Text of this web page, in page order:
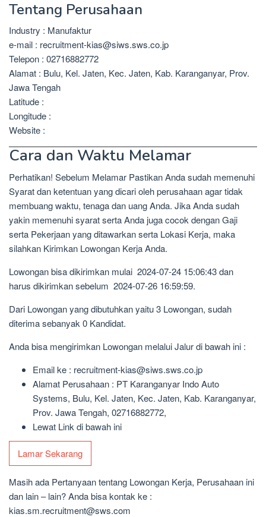
Tentang Perusahaan
Industry : Manufaktur
e-mail : recruitment-kias@siws.sws.co.jp
Telepon : 02716882772
Alamat : Bulu, Kel. Jaten, Kec. Jaten, Kab. Karanganyar, Prov.
Jawa Tengah
Latitude :
Longitude :
Website :
Cara dan Waktu Melamar
Perhatikan! Sebelum Melamar Pastikan Anda sudah memenuhi
Syarat dan ketentuan yang dicari oleh perusahaan agar tidak
membuang waktu, tenaga dan uang Anda. Jika Anda sudah
yakin memenuhi syarat serta Anda juga cocok dengan Gaji
serta Pekerjaan yang ditawarkan serta Lokasi Kerja, maka
silahkan Kirimkan Lowongan Kerja Anda.
Lowongan bisa dikirimkan mulai 2024-07-24 15:06:43 dan
harus dikirimkan sebelum 2024-07-26 16:59:59.
Dari Lowongan yang dibutuhkan yaitu 3 Lowongan, sudah
diterima sebanyak 0 Kandidat.
Anda bisa mengirimkan Lowongan melalui Jalur di bawah ini :
Email ke : recruitment-kias@siws.sws.co.jp
Alamat Perusahaan : PT Karanganyar Indo Auto
Systems, Bulu, Kel. Jaten, Kec. Jaten, Kab. Karanganyar,
Prov. Jawa Tengah, 02716882772,
Lewat Link di bawah ini
Lamar Sekarang
Masih ada Pertanyaan tentang Lowongan Kerja, Perusahaan ini
dan lain – lain? Anda bisa kontak ke :
kias.sm.recruitment@sws.com